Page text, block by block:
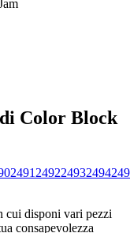
Color Block
2491 249224932494
cui disponi vari pezzi
consapevolezza